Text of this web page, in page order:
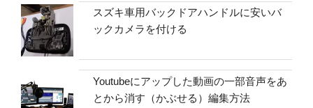
スズキ車用バックドアハンドルに安いバ
ックカメラを付ける
Youtubeにアップした動画の一部音声をあ
とから消す（かぶせる）編集方法